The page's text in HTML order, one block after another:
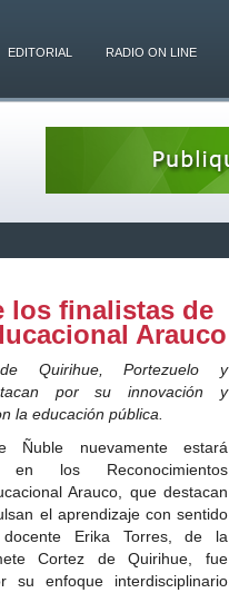
EDITORIAL RADIO ON LINE
los finalistas de
Arauco
Quirihue, Portezuelo y
por su innovación y
la educación pública.
Ñuble nuevamente estará
en los Reconocimientos
Arauco, que destacan
el aprendizaje con sentido
Erika Torres, de la
Cortez de Quirihue, fue
su enfoque interdisciplinario